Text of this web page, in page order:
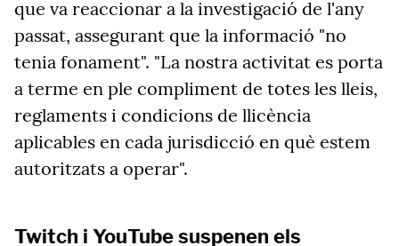
que va reaccionar a la investigació de l'any
passat, assegurant que la informació "no
tenia fonament". "La nostra activitat es porta
a terme en ple compliment de totes les lleis,
reglaments i condicions de llicència
aplicables en cada jurisdicció en què estem
autoritzats a operar".
Twitch i YouTube suspenen els